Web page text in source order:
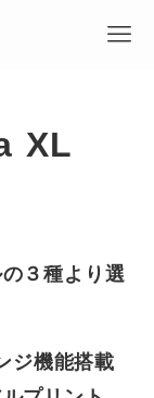
XL
３種より選
ジ機能搭載